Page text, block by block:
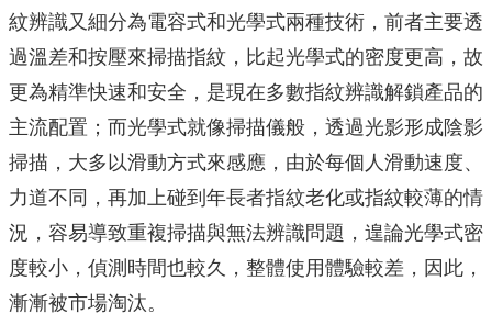
紋辨識又細分為電容式和光學式兩種技術，前者主要透
過溫差和按壓來掃描指紋，比起光學式的密度更高，故
更為精準快速和安全，是現在多數指紋辨識解鎖產品的
主流配置；而光學式就像掃描儀般，透過光影形成陰影
掃描，大多以滑動方式來感應，由於每個人滑動速度、
力道不同，再加上碰到年長者指紋老化或指紋較薄的情
況，容易導致重複掃描與無法辨識問題，遑論光學式密
度較小，偵測時間也較久，整體使用體驗較差，因此，
漸漸被市場淘汰。